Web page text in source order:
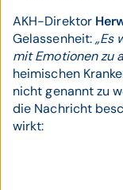
AKH-Direktor
Gelassenheit:„Es
mit Emotionen zu
heimischen
nicht genannt zu
die Nachricht
wirkt: